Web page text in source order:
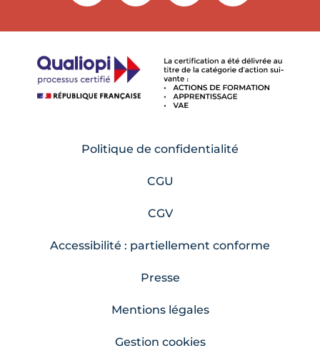
Politique de confidentialité
CGU
CGV
Accessibilité : partiellement conforme
Presse
Mentions légales
Gestion cookies